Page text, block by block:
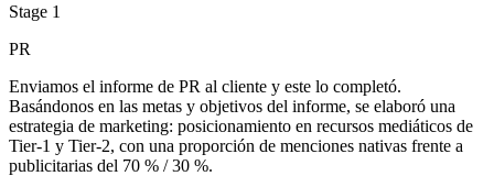
Stage 1
PR
Enviamos el informe de PR al cliente y este lo completó.
Basándonos en las metas y objetivos del informe, se elaboró una
estrategia de marketing: posicionamiento en recursos mediáticos de
Tier-1 y Tier-2, con una proporción de menciones nativas frente a
publicitarias del 70 % / 30 %.